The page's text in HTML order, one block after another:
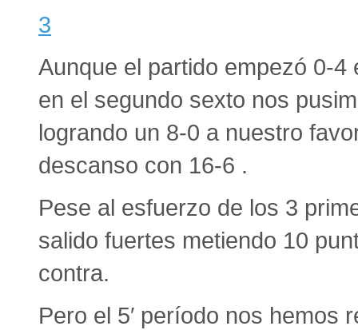
3
Aunque el partido empezó 0-
en el segundo sexto nos
logrando un 8-0 a nuestro
descanso con 16-6 .
Pese al esfuerzo de los 3
salido fuertes metiendo 10
contra.
Pero el 5′ período nos hemos